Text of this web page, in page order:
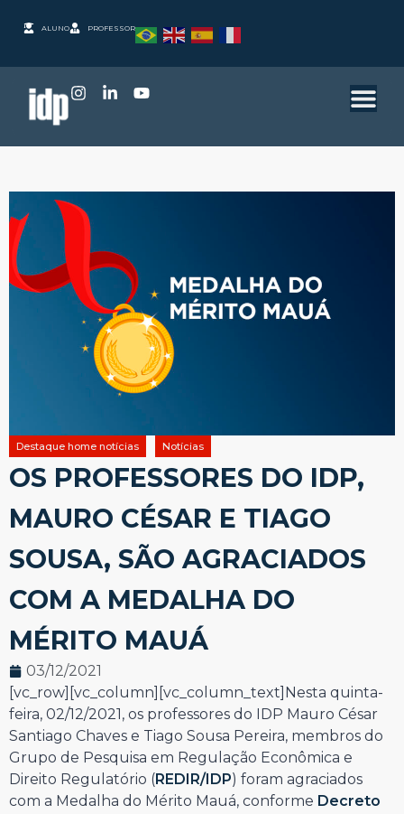
ALUNO PROFESSOR
Destaque home notícias Notícias
OS PROFESSORES DO IDP,
MAURO CÉSAR E TIAGO
SOUSA, SÃO AGRACIADOS
COM A MEDALHA DO
MÉRITO MAUÁ
03/12/2021
[vc_row][vc_column][vc_column_text]Nesta quinta-
feira, 02/12/2021, os professores do IDP Mauro César
Santiago Chaves e Tiago Sousa Pereira, membros do
Grupo de Pesquisa em Regulação Econômica e
Direito Regulatório (REDIR/IDP) foram agraciados
com a Medalha do Mérito Mauá, conforme Decreto